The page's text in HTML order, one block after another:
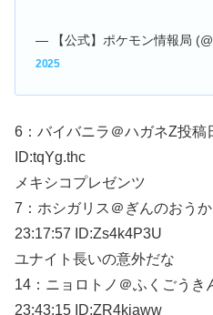
— 【公式】ポケモン情報局
2025
6： バイバニラ＠ハガネZ投稿
ID:tqYg.thc
メキシコプレゼンツ
7： ホシガリス＠ぎんのおう
23:17:57 ID:Zs4k4P3U
ユナイト長いの意外だな
14： ニョロトノ＠ふくごうき
23:43:15 ID:ZR4kjaww